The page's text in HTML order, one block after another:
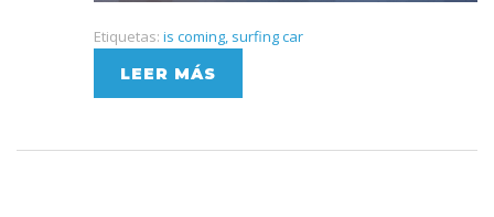
Etiquetas: is coming, surfing car
LEER MÁS